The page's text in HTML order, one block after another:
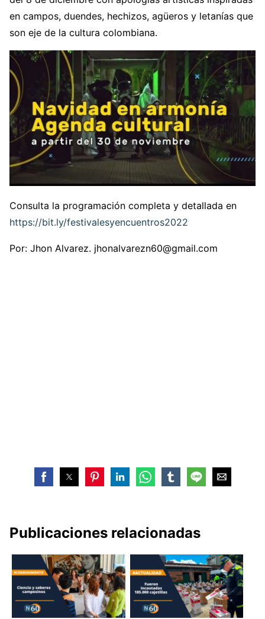
en campos, duendes, hechizos, agüeros y letanías que
son eje de la cultura colombiana.
Consulta la programación completa y detallada en
https://bit.ly/festivalesyencuentros2022
Por: Jhon Alvarez. jhonalvarezn60@gmail.com
Publicaciones relacionadas